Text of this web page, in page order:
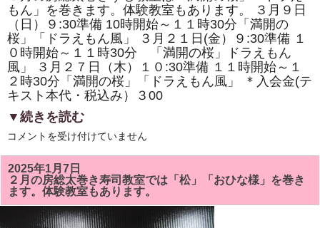
験
教
室
も
あ
り
ま
す。
は
もん」を巻きます。体験教室もあります。 ３月９日
（日）９:30準備 10時開始～１１時30分「満開の
桜」「ドラえもん風」 ３月２１日(金）９:30準備 １
０時開始～１１時30分 「満開の桜」ドラえもん
風」 ３月２７日（木）１０:30準備 １１時開始～１
２時30分「満開の桜」「ドラえもん風」 ＊入会金(テ
キスト本代・税込み）３00
▼続きを読む
3
の
房
総
太
巻
き
コメントを受け付けていません
2025年1月7日
２月の房総太巻き寿司教室では「松」「おひな様」を巻き
ます。体験教室もあります。